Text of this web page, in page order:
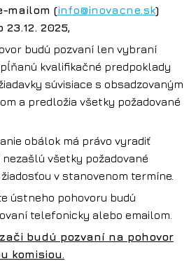
mailom (info@inovacne.sk)
2025,
budú pozvaní len vybraní
kvalifikačné predpoklady
súvisiace s obsadzovaným
a predložia všetky požadované
obálok má právo vyradiť
všetky požadované
v stanovenom termíne.
ústneho pohovoru budú
telefonicky alebo emailom.
budú pozvaní na pohovor
komisiou